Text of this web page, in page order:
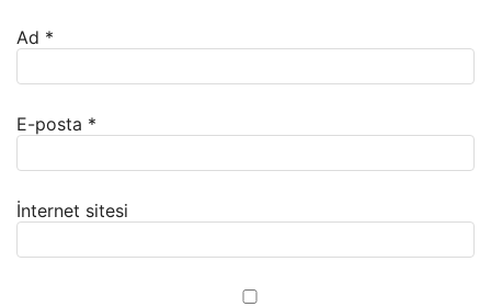
Ad *
E-posta *
İnternet sitesi